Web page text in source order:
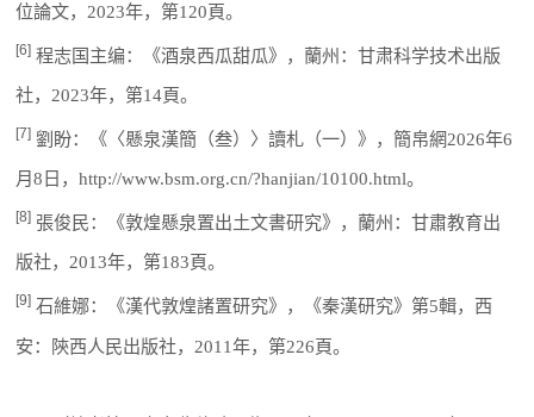
位論文，2023年，第120頁。
[6] 程志国主编：《酒泉西瓜甜瓜》，蘭州：甘肃科学技术出版
社，2023年，第14頁。
[7] 劉盼：《〈懸泉漢簡（叁）〉讀札（一）》，簡帛網2026年6
月8日，http://www.bsm.org.cn/?hanjian/10100.html。
[8] 張俊民：《敦煌懸泉置出土文書研究》，蘭州：甘肅教育出
版社，2013年，第183頁。
[9] 石維娜：《漢代敦煌諸置研究》，《秦漢研究》第5輯，西
安：陝西人民出版社，2011年，第226頁。